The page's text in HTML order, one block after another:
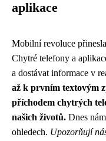
aplikace
Mobilní revoluce
Chytré telefony a
a dostávat informace v
až k prvním textovým
příchodem chytrých
našich životů. Dnes
ohledech. Upozorňují